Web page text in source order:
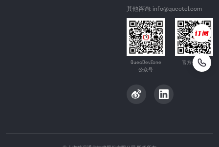
其他咨询: info@quectel.com
QuecDevZone
公众号
官方公众号